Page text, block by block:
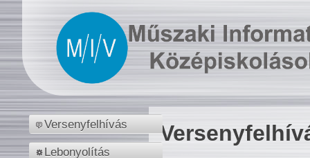
Versenyfelhívás
Lebonyolítás